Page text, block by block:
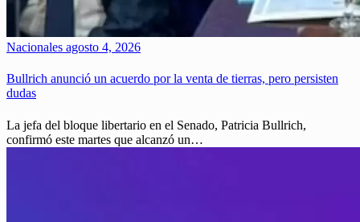
Nacionales agosto 4, 2026
Bullrich anunció un acuerdo por la venta de tierras, pero persisten
dudas
La jefa del bloque libertario en el Senado, Patricia Bullrich,
confirmó este martes que alcanzó un…